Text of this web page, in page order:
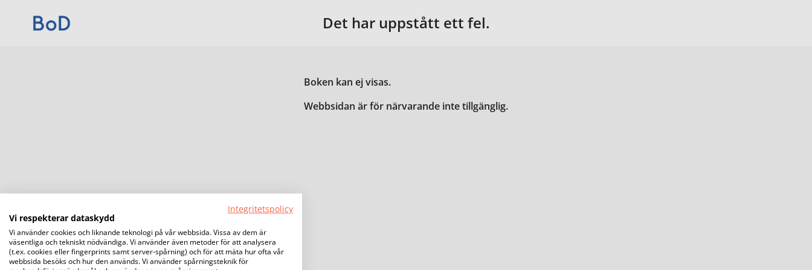
Det har uppstått ett fel.
Boken kan ej visas.
Webbsidan är för närvarande inte tillgänglig.
Integritetspolicy
Vi respekterar dataskydd
Vi använder cookies och liknande teknologi på vår webbsida. Vissa av dem är
väsentliga och tekniskt nödvändiga. Vi använder även metoder för att analysera
(t.ex. cookies eller fingerprints samt server-spårning) och för att mäta hur ofta vår
webbsida besöks och hur den används. Vi använder spårningsteknik för